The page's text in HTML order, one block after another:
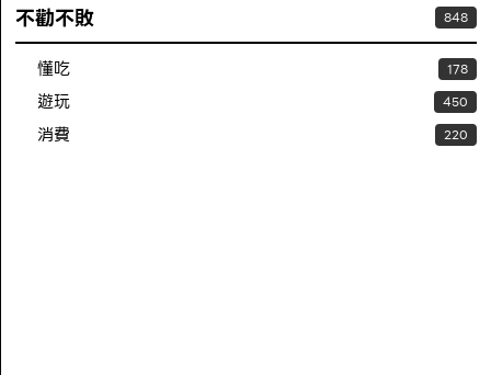
不勸不敗 848
懂吃 178
遊玩 450
消費 220